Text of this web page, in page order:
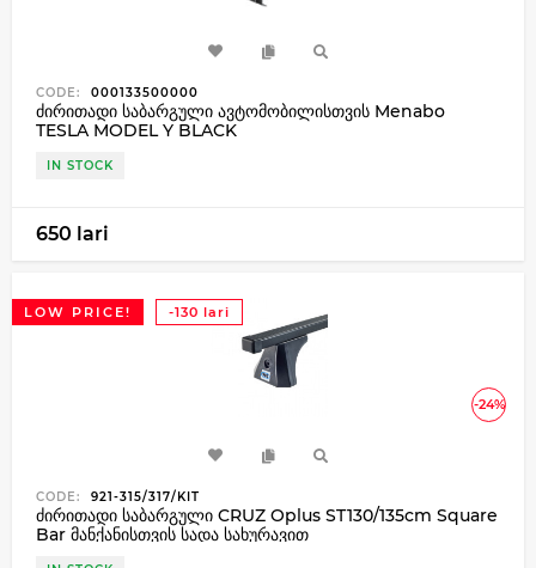
CODE: 000133500000
ძირითადი საბარგული ავტომობილისთვის Menabo
TESLA MODEL Y BLACK
IN STOCK
650 lari
-24%
LOW PRICE! -130 lari
CODE: 921-315/317/KIT
ძირითადი საბარგული CRUZ Oplus ST130/135cm Square
Bar მანქანისთვის სადა სახურავით